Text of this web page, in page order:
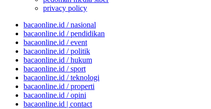
privacy policy
bacaonline.id / nasional
bacaonline.id / pendidikan
bacaonline.id / event
bacaonline.id / politik
bacaonline.id / hukum
bacaonline.id / sport
bacaonline.id / teknologi
bacaonline.id / properti
bacaonline.id / opini
bacaonline.id | contact